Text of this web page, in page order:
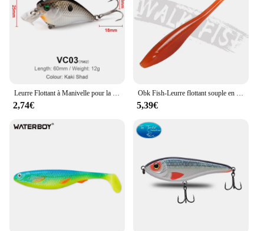
Leurre Flottant à Manivelle pour la Pêche au Brochet et au Bar, Appât Artificiel de Type WobJeff avec Son de Hochet et Bord Carré de 60mm et 12g
2,74€
Obk Fish-Leurre flottant souple en forme de V avec queue fendue, appât Élde type poisson nageur idéal pour la pêche en eau douce, 180mm, 3 unités
5,39€